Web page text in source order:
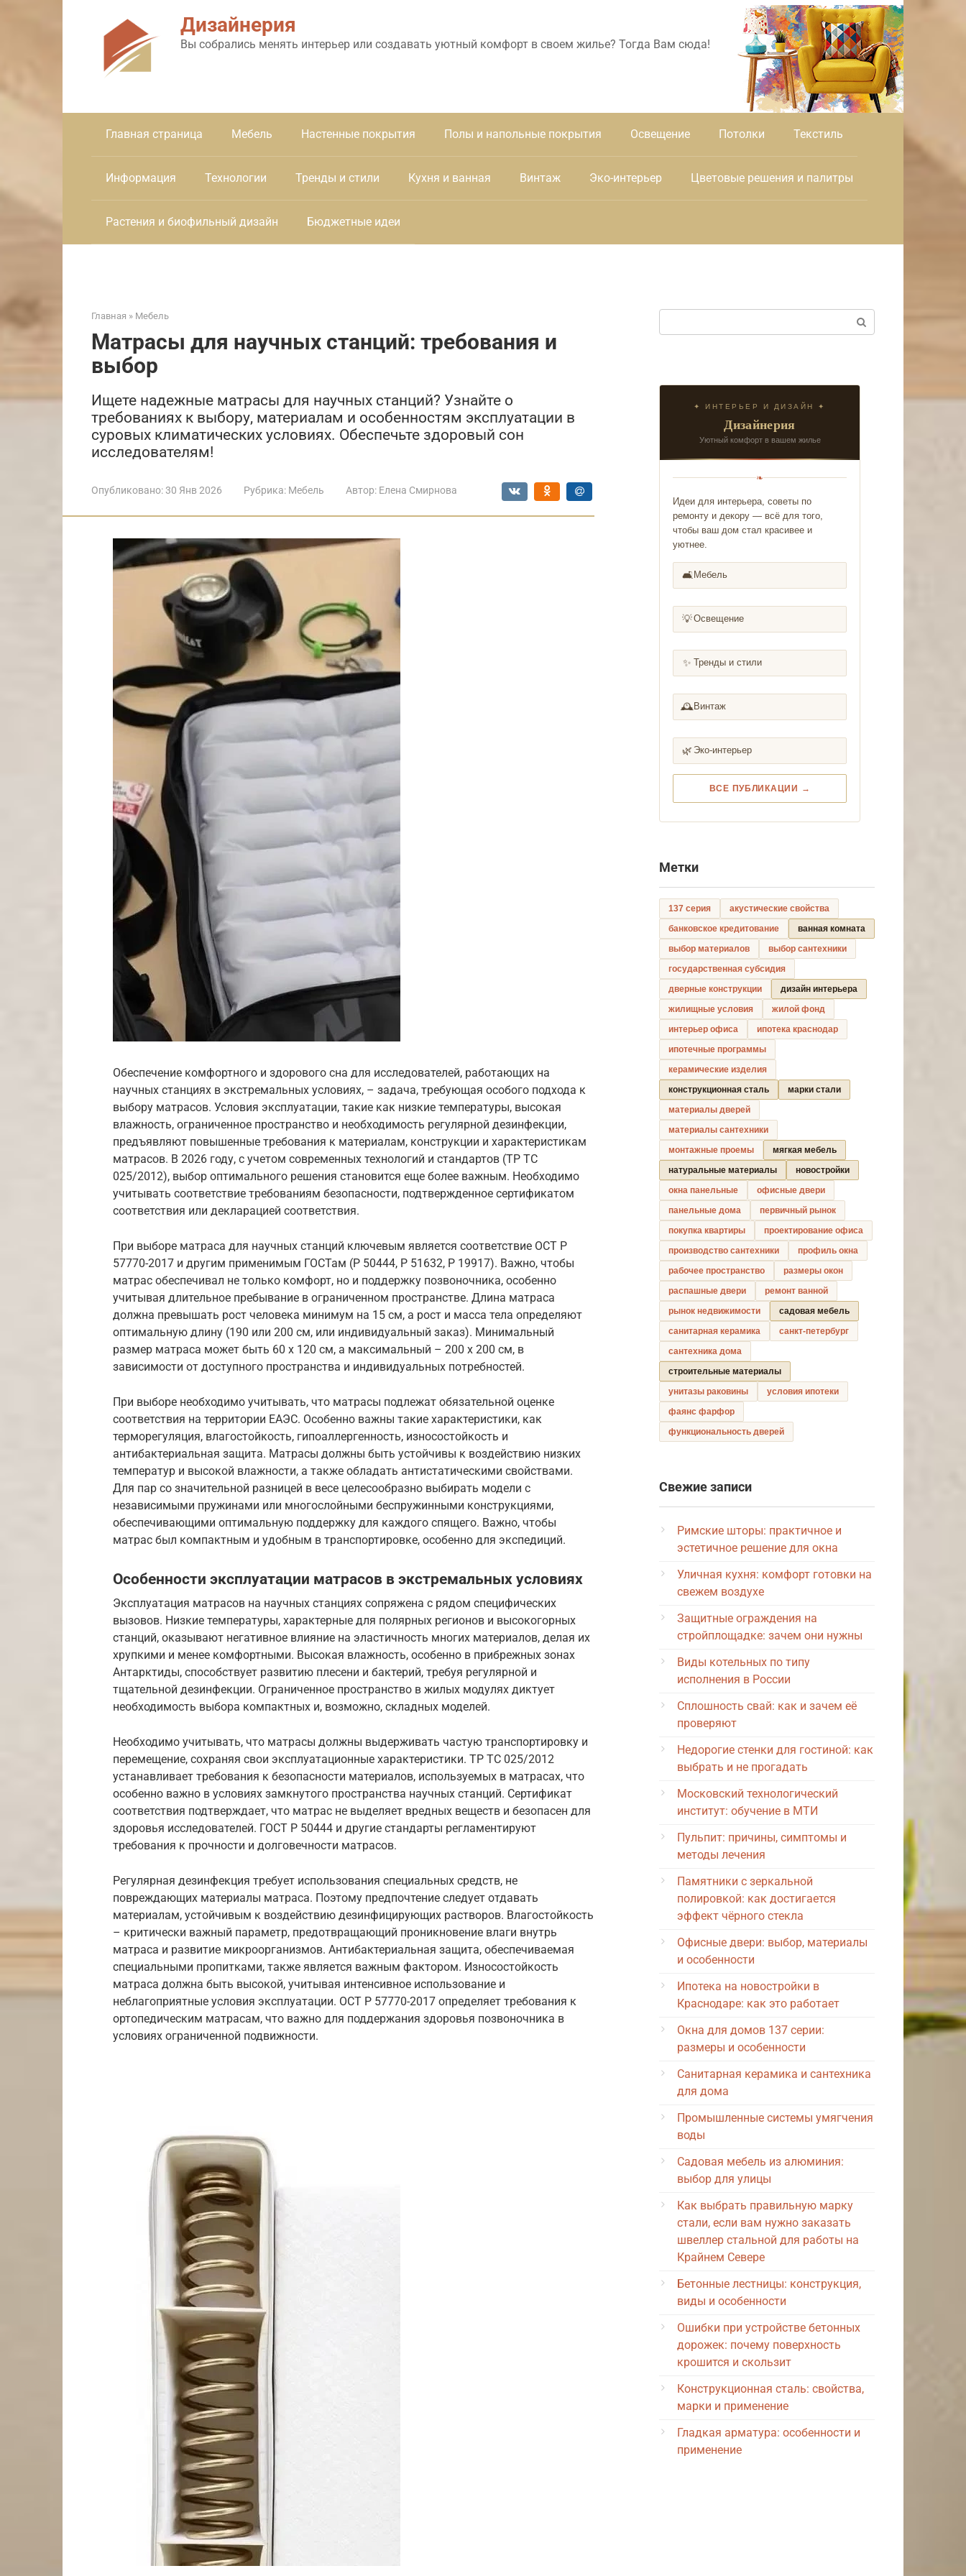
Дизайнерия
Вы собрались менять интерьер или создавать уютный комфорт в своем жилье? Тогда Вам сюда!
Главная страница Мебель Настенные покрытия Полы и напольные покрытия Освещение Потолки Текстиль
Информация Технологии Тренды и стили Кухня и ванная Винтаж Эко-интерьер Цветовые решения и палитры
Растения и биофильный дизайн Бюджетные идеи
Главная » Мебель
Матрасы для научных станций: требования и
выбор
Ищете надежные матрасы для научных станций? Узнайте о
требованиях к выбору, материалам и особенностям эксплуатации в
суровых климатических условиях. Обеспечьте здоровый сон
исследователям!
Опубликовано:30 Янв 2026 Рубрика: Мебель Автор: Елена Смирнова
Обеспечение комфортного и здорового сна для исследователей, работающих на
научных станциях в экстремальных условиях, – задача, требующая особого подхода к
выбору матрасов. Условия эксплуатации, такие как низкие температуры, высокая
влажность, ограниченное пространство и необходимость регулярной дезинфекции,
предъявляют повышенные требования к материалам, конструкции и характеристикам
матрасов. В 2026 году, с учетом современных технологий и стандартов (ТР ТС
025/2012), выбор оптимального решения становится еще более важным. Необходимо
учитывать соответствие требованиям безопасности, подтвержденное сертификатом
соответствия или декларацией соответствия.
При выборе матраса для научных станций ключевым является соответствие ОСТ Р
57770-2017 и другим применимым ГОСТам (Р 50444, Р 51632, Р 19917). Важно, чтобы
матрас обеспечивал не только комфорт, но и поддержку позвоночника, особенно
учитывая длительное пребывание в ограниченном пространстве. Длина матраса
должна превышать рост человека минимум на 15 см, а рост и масса тела определяют
оптимальную длину (190 или 200 см, или индивидуальный заказ). Минимальный
размер матраса может быть 60 х 120 см, а максимальный – 200 х 200 см, в
зависимости от доступного пространства и индивидуальных потребностей.
При выборе необходимо учитывать, что матрасы подлежат обязательной оценке
соответствия на территории ЕАЭС. Особенно важны такие характеристики, как
терморегуляция, влагостойкость, гипоаллергенность, износостойкость и
антибактериальная защита. Матрасы должны быть устойчивы к воздействию низких
температур и высокой влажности, а также обладать антистатическими свойствами.
Для пар со значительной разницей в весе целесообразно выбирать модели с
независимыми пружинами или многослойными беспружинными конструкциями,
обеспечивающими оптимальную поддержку для каждого спящего. Важно, чтобы
матрас был компактным и удобным в транспортировке, особенно для экспедиций.
Особенности эксплуатации матрасов в экстремальных условиях
Эксплуатация матрасов на научных станциях сопряжена с рядом специфических
вызовов. Низкие температуры, характерные для полярных регионов и высокогорных
станций, оказывают негативное влияние на эластичность многих материалов, делая их
хрупкими и менее комфортными. Высокая влажность, особенно в прибрежных зонах
Антарктиды, способствует развитию плесени и бактерий, требуя регулярной и
тщательной дезинфекции. Ограниченное пространство в жилых модулях диктует
необходимость выбора компактных и, возможно, складных моделей.
Необходимо учитывать, что матрасы должны выдерживать частую транспортировку и
перемещение, сохраняя свои эксплуатационные характеристики. ТР ТС 025/2012
устанавливает требования к безопасности материалов, используемых в матрасах, что
особенно важно в условиях замкнутого пространства научных станций. Сертификат
соответствия подтверждает, что матрас не выделяет вредных веществ и безопасен для
здоровья исследователей. ГОСТ Р 50444 и другие стандарты регламентируют
требования к прочности и долговечности матрасов.
Регулярная дезинфекция требует использования специальных средств, не
повреждающих материалы матраса. Поэтому предпочтение следует отдавать
материалам, устойчивым к воздействию дезинфицирующих растворов. Влагостойкость
– критически важный параметр, предотвращающий проникновение влаги внутрь
матраса и развитие микроорганизмов. Антибактериальная защита, обеспечиваемая
специальными пропитками, также является важным фактором. Износостойкость
матраса должна быть высокой, учитывая интенсивное использование и
неблагоприятные условия эксплуатации. ОСТ Р 57770-2017 определяет требования к
ортопедическим матрасам, что важно для поддержания здоровья позвоночника в
условиях ограниченной подвижности.
✦ ИНТЕРЬЕР И ДИЗАЙН ✦
Дизайнерия
Уютный комфорт в вашем жилье
❧
Идеи для интерьера, советы по
ремонту и декору — всё для того,
чтобы ваш дом стал красивее и
уютнее.
🛋️ Мебель
💡Освещение
✨ Тренды и стили
🕰️ Винтаж
🌿 Эко-интерьер
ВСЕ ПУБЛИКАЦИИ →
Метки
137 серия
акустические свойства
банковское кредитование
ванная комната
выбор материалов
выбор сантехники
государственная субсидия
дверные конструкции
дизайн интерьера
жилищные условия
жилой фонд
интерьер офиса
ипотека краснодар
ипотечные программы
керамические изделия
конструкционная сталь
марки стали
материалы дверей
материалы сантехники
монтажные проемы
мягкая мебель
натуральные материалы
новостройки
окна панельные
офисные двери
панельные дома
первичный рынок
покупка квартиры
проектирование офиса
производство сантехники
профиль окна
рабочее пространство
размеры окон
распашные двери
ремонт ванной
рынок недвижимости
садовая мебель
санитарная керамика
санкт-петербург
сантехника дома
строительные материалы
унитазы раковины
условия ипотеки
фаянс фарфор
функциональность дверей
Свежие записи
Римские шторы: практичное и
эстетичное решение для окна
Уличная кухня: комфорт готовки на
свежем воздухе
Защитные ограждения на
стройплощадке: зачем они нужны
Виды котельных по типу
исполнения в России
Сплошность свай: как и зачем её
проверяют
Недорогие стенки для гостиной: как
выбрать и не прогадать
Московский технологический
институт: обучение в МТИ
Пульпит: причины, симптомы и
методы лечения
Памятники с зеркальной
полировкой: как достигается
эффект чёрного стекла
Офисные двери: выбор, материалы
и особенности
Ипотека на новостройки в
Краснодаре: как это работает
Окна для домов 137 серии:
размеры и особенности
Санитарная керамика и сантехника
для дома
Промышленные системы умягчения
воды
Садовая мебель из алюминия:
выбор для улицы
Как выбрать правильную марку
стали, если вам нужно заказать
швеллер стальной для работы на
Крайнем Севере
Бетонные лестницы: конструкция,
виды и особенности
Ошибки при устройстве бетонных
дорожек: почему поверхность
крошится и скользит
Конструкционная сталь: свойства,
марки и применение
Гладкая арматура: особенности и
применение